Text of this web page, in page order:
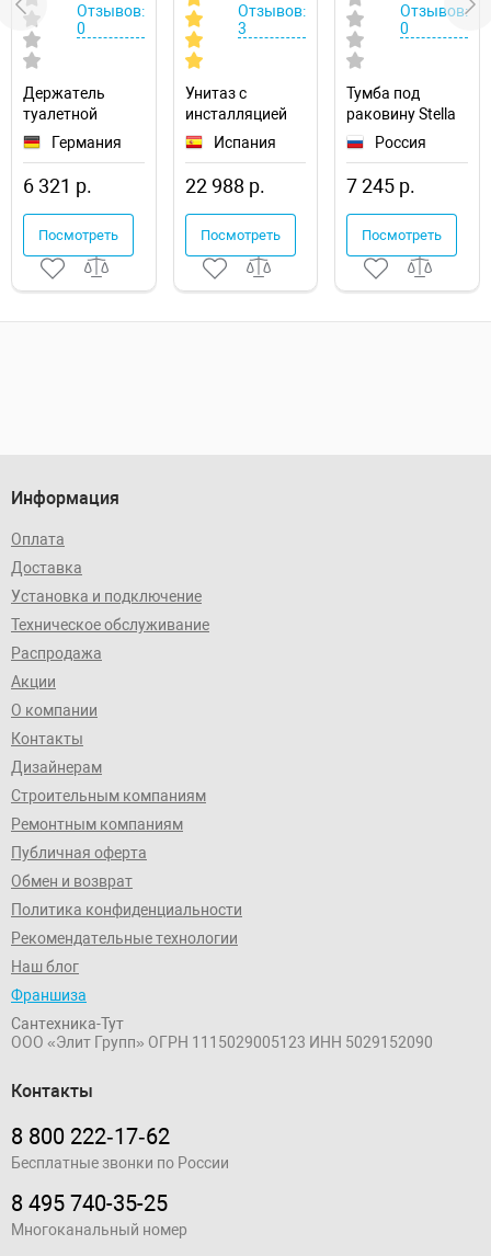
Отзывов:
0
Держатель
туалетной
бумаги
Hansgrohe
AddStoris
41772000 с
полкой
Германия
6 321 р.
Посмотреть
Отзывов:
3
Унитаз с
инсталляцией
Roca The Gap
Испания
22 988 р.
Посмотреть
Отзывов:
0
Тумба под
раковину Stella
Polar Фаворита
Россия
7 245 р.
Посмотреть
Информация
Оплата
Доставка
Установка и подключение
Техническое обслуживание
Распродажа
Акции
О компании
Контакты
Дизайнерам
Строительным компаниям
Ремонтным компаниям
Публичная оферта
Обмен и возврат
Политика конфиденциальности
Рекомендательные технологии
Наш блог
Франшиза
Сантехника-Тут
ООО «Элит Групп» ОГРН 1115029005123 ИНН 5029152090
Контакты
8 800 222‑17‑62
Бесплатные звонки по России
8 495 740-35-25
Многоканальный номер